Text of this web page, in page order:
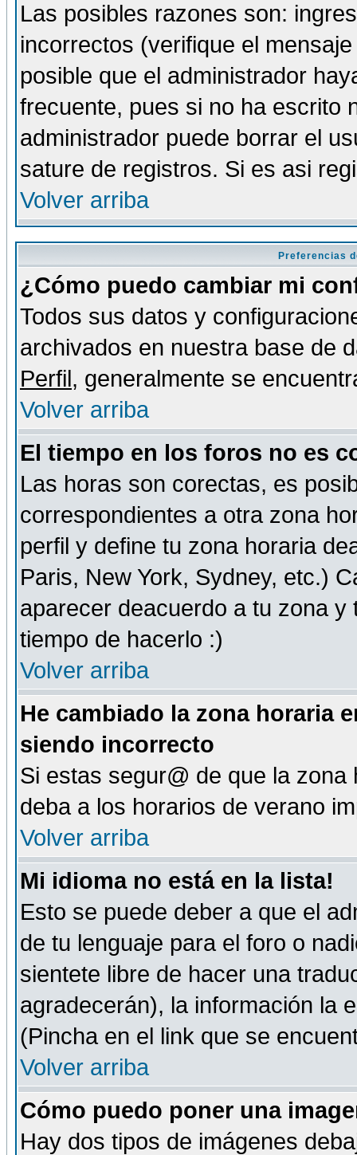
Las posibles razones son:
incorrectos (verifique el
posible que el administrador
frecuente, pues si no ha escrito
administrador puede borrar el
sature de registros. Si es asi
Volver arriba
Preferencias
¿Cómo puedo cambiar mi
Todos sus datos y
archivados en nuestra base de
Perfil, generalmente se
Volver arriba
El tiempo en los foros no es
Las horas son corectas, es
correspondientes a otra zona
perfil y define tu zona horaria
Paris, New York, Sydney, etc.)
aparecer deacuerdo a tu zona
tiempo de hacerlo :)
Volver arriba
He cambiado la zona horaria
siendo incorrecto
Si estas segur@ de que la
deba a los horarios de verano
Volver arriba
Mi idioma no está en la lista!
Esto se puede deber a que el
de tu lenguaje para el foro o
sientete libre de hacer una
agradecerán), la información la
(Pincha en el link que se
Volver arriba
Cómo puedo poner una
Hay dos tipos de imágenes